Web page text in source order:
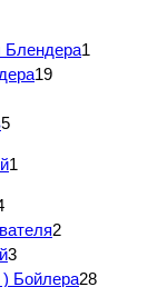
Блендера1
19
5
1
2
3
) Бойлера28